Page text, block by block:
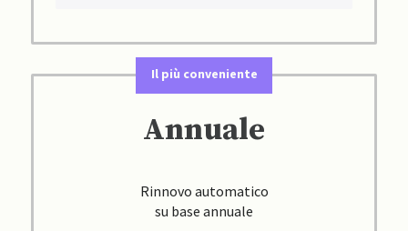
Il più conveniente
Annuale
Rinnovo automatico
su base annuale